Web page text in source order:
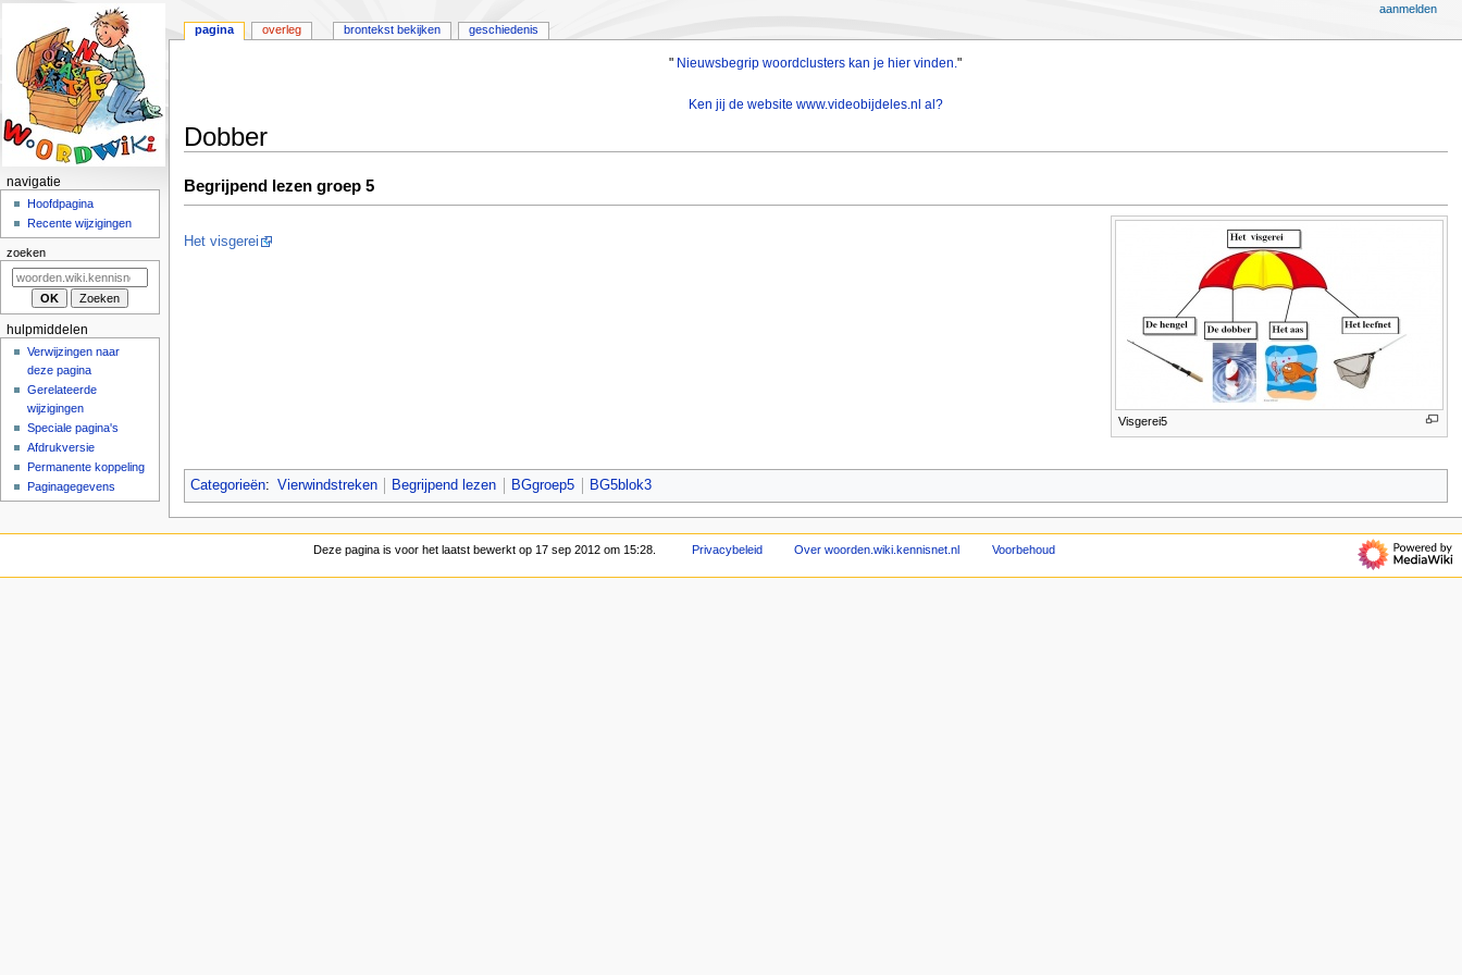
" Nieuwsbegrip woordclusters kan je hier vinden."
Ken jij de website www.videobijdeles.nl al?
Dobber
Naar
navigatie
Naar
zoeken
Begrijpend lezen groep 5
Visgerei5
Het visgerei
Categorieën: Vierwindstreken Begrijpend lezen BGgroep5 BG5blok3
N
v
i
m
pagina overleg brontekst bekijken geschiedenis
aanmelden
navigatie
Hoofdpagina
Recente wijzigingen
zoeken
hulpmiddelen
Verwijzingen naar
deze pagina
Gerelateerde
wijzigingen
Speciale pagina's
Afdrukversie
Permanente koppeling
Paginagegevens
Deze pagina is voor het laatst bewerkt op 17 sep 2012 om 15:28. Privacybeleid Over woorden.wiki.kennisnet.nl Voorbehoud